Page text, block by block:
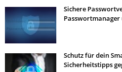
Sichere
Schutz für dein
Sicherheitstipps